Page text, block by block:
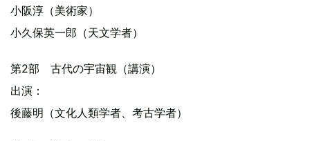
小阪淳（美術家）
小久保英一郎（天文学者）
第2部 古代の宇宙観（講演）
出演：
後藤明（文化人類学者、考古学者）